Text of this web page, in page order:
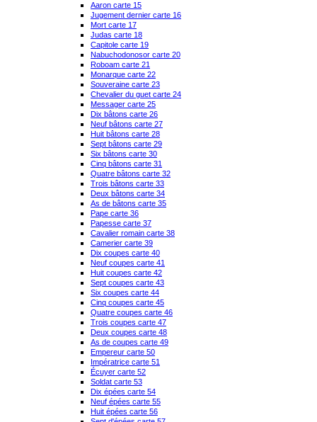
Aaron carte 15
Jugement dernier carte 16
Mort carte 17
Judas carte 18
Capitole carte 19
Nabuchodonosor carte 20
Roboam carte 21
Monarque carte 22
Souveraine carte 23
Chevalier du guet carte 24
Messager carte 25
Dix bâtons carte 26
Neuf bâtons carte 27
Huit bâtons carte 28
Sept bâtons carte 29
Six bâtons carte 30
Cinq bâtons carte 31
Quatre bâtons carte 32
Trois bâtons carte 33
Deux bâtons carte 34
As de bâtons carte 35
Pape carte 36
Papesse carte 37
Cavalier romain carte 38
Camerier carte 39
Dix coupes carte 40
Neuf coupes carte 41
Huit coupes carte 42
Sept coupes carte 43
Six coupes carte 44
Cinq coupes carte 45
Quatre coupes carte 46
Trois coupes carte 47
Deux coupes carte 48
As de coupes carte 49
Empereur carte 50
Impératrice carte 51
Écuyer carte 52
Soldat carte 53
Dix épées carte 54
Neuf épées carte 55
Huit épées carte 56